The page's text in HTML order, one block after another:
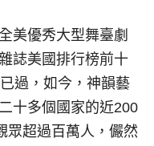
美優秀大型舞臺劇
誌美國排行榜前十
過，如今，神韻藝
十多個國家的近200
眾超過百萬人，儼然